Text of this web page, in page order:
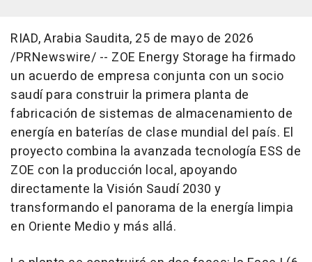
RIAD, Arabia Saudita, 25 de mayo de 2026
/PRNewswire/ -- ZOE Energy Storage ha firmado
un acuerdo de empresa conjunta con un socio
saudí para construir la primera planta de
fabricación de sistemas de almacenamiento de
energía en baterías de clase mundial del país. El
proyecto combina la avanzada tecnología ESS de
ZOE con la producción local, apoyando
directamente la Visión Saudí 2030 y
transformando el panorama de la energía limpia
en Oriente Medio y más allá.